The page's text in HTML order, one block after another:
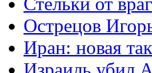
Острецов
Иран: новая